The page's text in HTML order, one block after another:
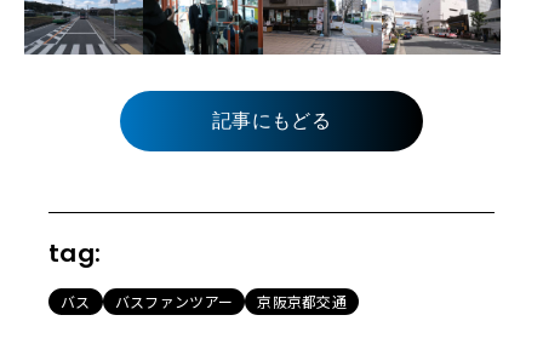
記事にもどる
tag:
バス バスファンツアー 京阪京都交通